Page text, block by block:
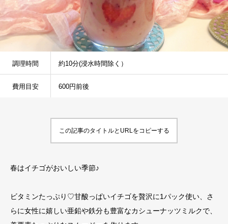
調理時間 約10分(浸水時間除く）
費用目安 600円前後
この記事のタイトルとURLをコピーする
春はイチゴがおいしい季節♪
ビタミンたっぷり♡甘酸っぱいイチゴを贅沢に1パック使い、さ
らに女性に嬉しい亜鉛や鉄分も豊富なカシューナッツミルクで、